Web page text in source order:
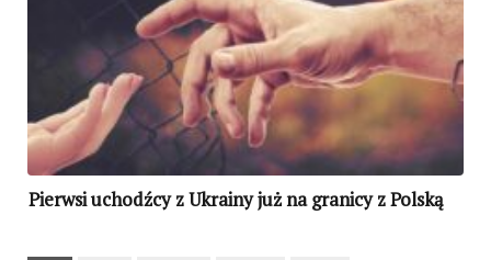
Pierwsi uchodźcy z Ukrainy już na granicy z Polską